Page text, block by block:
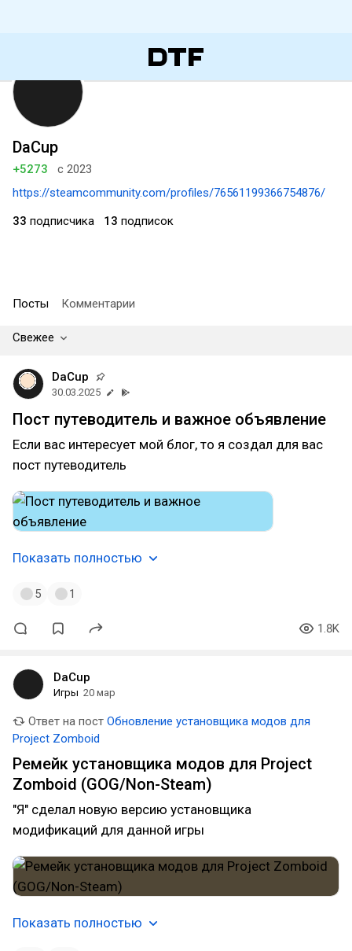
DaCup
+5273
с 2023
https://steamcommunity.com/profiles/76561199366754876/
33 подписчика 13 подписок
Посты Комментарии
Свежее
DaCup
30.03.2025
Пост путеводитель и важное объявление
Если вас интересует мой блог, то я создал для вас
пост путеводитель
Показать полностью
5 1
1.8K
DaCup
Игры 20 мар
Ответ на пост Обновление установщика модов для
Project Zomboid
Ремейк установщика модов для Project
Zomboid (GOG/Non-Steam)
"Я" сделал новую версию установщика
модификаций для данной игры
Показать полностью